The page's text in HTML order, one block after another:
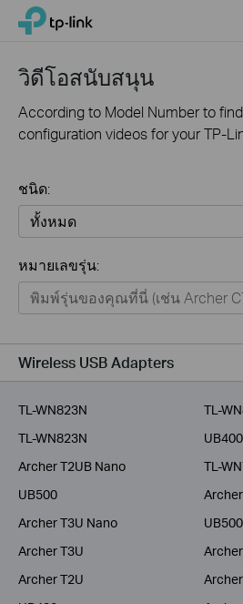
Click
the
navigation
TP-Link, Reliably Smart
วิดีโอสนับสนุน
According to Model Number to
configuration videos for your TP-
ชนิด:
Home
Smart Home
Business
Service Provider
หมายเลขรุ่น:
Wireless USB Adapters
TL-WN823N
TL-
TL-WN823N
UB400
Archer T2UB Nano
TL-
UB500
Archer T3U Nano
UB500
Archer T3U
Archer T2U